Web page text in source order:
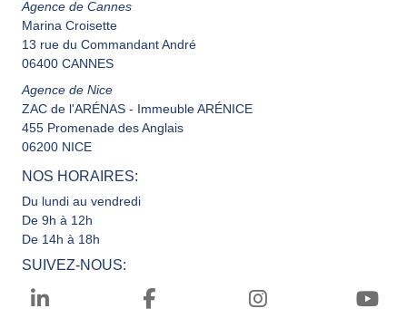
Agence de Cannes
Marina Croisette
13 rue du Commandant André
06400 CANNES
Agence de Nice
ZAC de l'ARÉNAS - Immeuble ARÉNICE
455 Promenade des Anglais
06200 NICE
NOS HORAIRES:
Du lundi au vendredi
De 9h à 12h
De 14h à 18h
SUIVEZ-NOUS: